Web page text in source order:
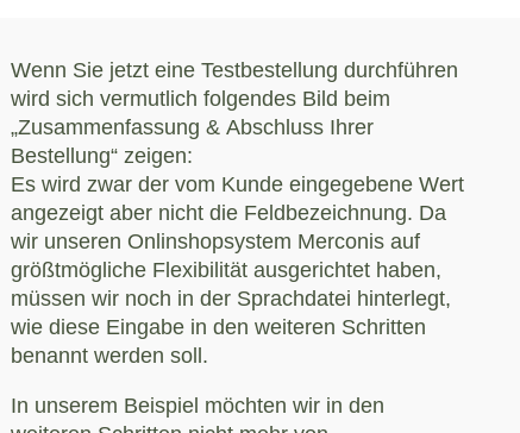
Wenn Sie jetzt eine Testbestellung durchführen
wird sich vermutlich folgendes Bild beim
„Zusammenfassung & Abschluss Ihrer
Bestellung“ zeigen:
Es wird zwar der vom Kunde eingegebene Wert
angezeigt aber nicht die Feldbezeichnung. Da
wir unseren Onlinshopsystem Merconis auf
größtmögliche Flexibilität ausgerichtet haben,
müssen wir noch in der Sprachdatei hinterlegt,
wie diese Eingabe in den weiteren Schritten
benannt werden soll.
In unserem Beispiel möchten wir in den